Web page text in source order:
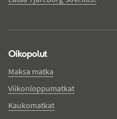
Oikopolut
Maksa matka
Viikonloppumatkat
Kaukomatkat